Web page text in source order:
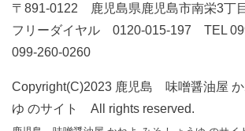
〒891-0122 鹿児島県鹿児島市南栄3丁
フリーダイヤル 0120-015-197 TEL
099-260-0260
Copyright(C)2023 鹿児島 味噌醤油屋 か
ゆ のサイト All rights reserved.